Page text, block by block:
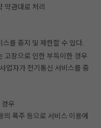
약관대로 처리
를 중지 및 제한할 수 있다.
고장으로 인한 부득이한 경우
업자가 전기통신 서비스를 중
우
폭주 등으로 서비스 이용에